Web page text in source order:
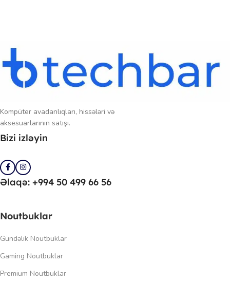
Kompüter avadanlıqları, hissələri və
aksesuarlarının satışı.
Bizi izləyin
Əlaqə: +994 50 499 66 56
Noutbuklar
Gündəlik Noutbuklar
Gaming Noutbuklar
Premium Noutbuklar